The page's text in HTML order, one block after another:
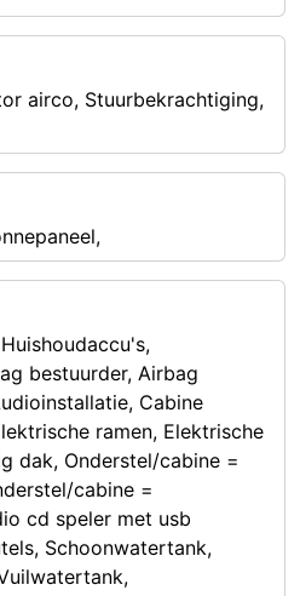
airco, Stuurbekrachtiging,
bestuurder, Airbag
Cabine
ramen, Elektrische
dak, Onderstel/cabine =
cabine =
cd speler met usb
Schoonwatertank,